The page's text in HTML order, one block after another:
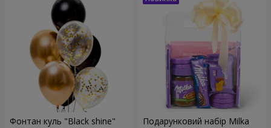
Фонтан куль "Black shine" Подарунковий набір Milka